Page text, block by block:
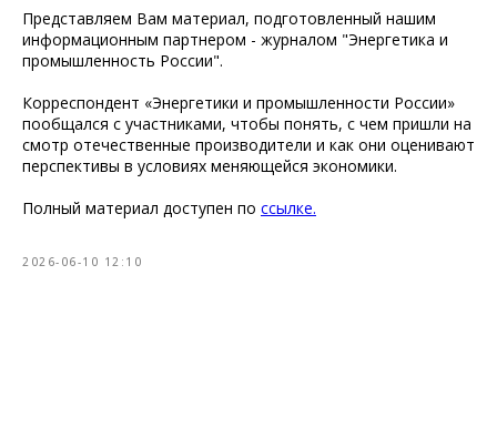
Представляем Вам материал, подготовленный нашим
информационным партнером - журналом "Энергетика и
промышленность России".
Корреспондент «Энергетики и промышленности России»
пообщался с участниками, чтобы понять, с чем пришли на
смотр отечественные производители и как они оценивают
перспективы в условиях меняющейся экономики.
Полный материал доступен по ссылке.
2026-06-10 12:10